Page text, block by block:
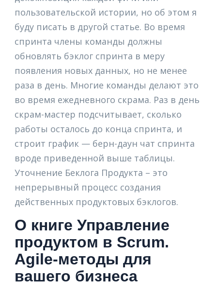
пользовательской истории, но об этом я
буду писать в другой статье. Во время
спринта члены команды должны
обновлять бэклог спринта в меру
появления новых данных, но не менее
раза в день. Многие команды делают это
во время ежедневного скрама. Раз в день
скрам-мастер подсчитывает, сколько
работы осталось до конца спринта, и
строит график — берн-даун чат спринта
вроде приведенной выше таблицы.
Уточнение Беклога Продукта – это
непрерывный процесс создания
действенных продуктовых бэклогов.
О книге Управление
продуктом в Scrum.
Agile-методы для
вашего бизнеса